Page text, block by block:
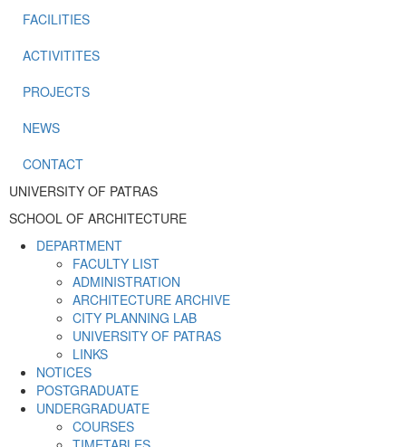
FACILITIES
ACTIVITITES
PROJECTS
NEWS
CONTACT
UNIVERSITY OF PATRAS
SCHOOL OF ARCHITECTURE
DEPARTMENT
FACULTY LIST
ADMINISTRATION
ARCHITECTURE ARCHIVE
CITY PLANNING LAB
UNIVERSITY OF PATRAS
LINKS
NOTICES
POSTGRADUATE
UNDERGRADUATE
COURSES